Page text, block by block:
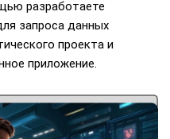
разработаете
запроса данных
проекта и
приложение.